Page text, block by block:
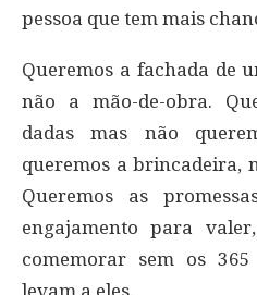
pessoa que tem mais
Queremos a fachada de
não a mão-de-obra.
dadas mas não
queremos a brincadeira,
Queremos as
engajamento para
comemorar sem os